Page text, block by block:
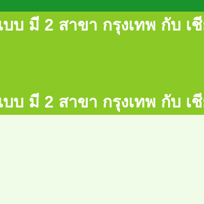
มี 2 สาขา กรุงเทพ กับ เ
มี 2 สาขา กรุงเทพ กับ เ